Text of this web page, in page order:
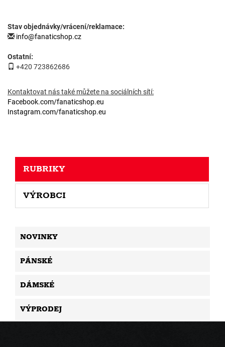
Stavobjednávky/vrácení/reklamace:
info@fanaticshop.cz
Ostatní:
+420 723862686
Kontaktovat nás také můžete na sociálních sítí:
Facebook.com/fanaticshop.eu
Instagram.com/fanaticshop.eu
RUBRIKY
VÝROBCI
NOVINKY
PÁNSKÉ
DÁMSKÉ
VÝPRODEJ